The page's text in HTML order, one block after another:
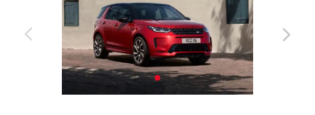
Новости
Политика качества